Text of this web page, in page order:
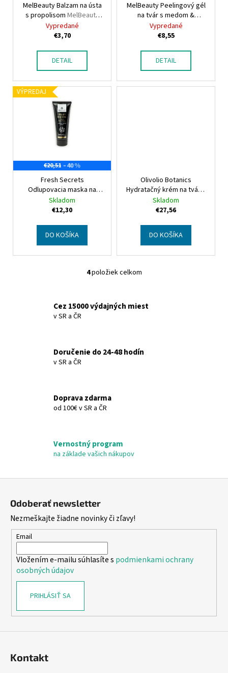
v
MelBeauty Balzam na ústa
s propolisom MelBeauty
Lip balm propolis honey -
olive
Vypredané
€3,70
DETAIL
MelBeauty Peelingový gél
na tvár s medom &
olivovým olejom
MelBeauty Face Scrub gel
Vypredané
€8,55
DETAIL
VÝPREDAJ
€20,51 –40 %
Fresh Secrets
Odlupovacia maska na
Fresh Secrets Face
Mask Peel Off With
Skladom
€12,30
DO KOŠÍKA
Olivolio Botanics
Hydratačný krém na tvár s
oslím mliekomBotanics
Donkey Milk Hydrating
Skladom
€27,56
DO KOŠÍKA
O
l
á
i
ý
p
s
4položiek celkom
Cez 15000 výdajných miest
v SR a ČR
Doručenie do 24-48 hodín
v SR a ČR
Doprava zdarma
od 100€ v SR a ČR
Vernostný program
na základe vašich nákupov
Odoberať newsletter
Nezmeškajte žiadne novinky či zľavy!
Email
Vložením e-mailu súhlasíte s podmienkami ochrany
osobných údajov
PRIHLÁSIŤ SA
Kontakt